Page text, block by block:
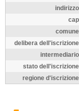
indirizzo
cap
comune
delibera dell'iscrizione
intermediario
stato dell'iscrizione
regione d'iscrizione